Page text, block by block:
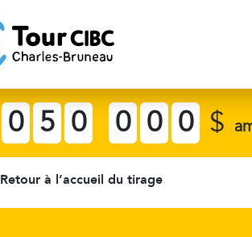
0 5 0 0 0 0 $
Retour à l’accueil du tirage